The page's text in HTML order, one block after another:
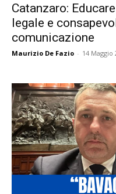
Catanzaro:
legale e
comunicazione
Maurizio De Fazio - 14 Maggio